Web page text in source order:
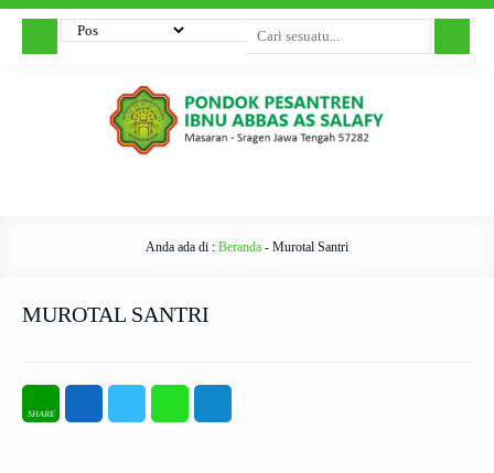
Anda ada di : Beranda - Murotal Santri
MUROTAL SANTRI